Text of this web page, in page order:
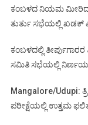
ಕಂಬಳದ ನಿಯಮ
ತುರ್ತು ಸಭೆಯಲ್ಲಿ ಖಡಕ್
ಕಂಬಳದಲ್ಲಿ
ಸಮಿತಿ ಸಭೆಯಲ್ಲಿ ನಿರ್ಣಯ
Mangalore/Udupi:
ಪರೀಕ್ಷೆಯಲ್ಲಿ ಉತ್ತಮ